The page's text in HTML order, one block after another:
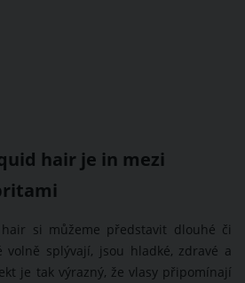
hair je in mezi
si můžeme představit dlouhé či
volně splývají, jsou hladké, zdravé a
je tak výrazný, že vlasy připomínají